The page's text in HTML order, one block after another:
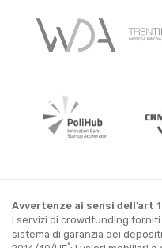
Avvertenze ai sensi dell’art
I servizi di crowdfunding
sistema di garanzia dei
*